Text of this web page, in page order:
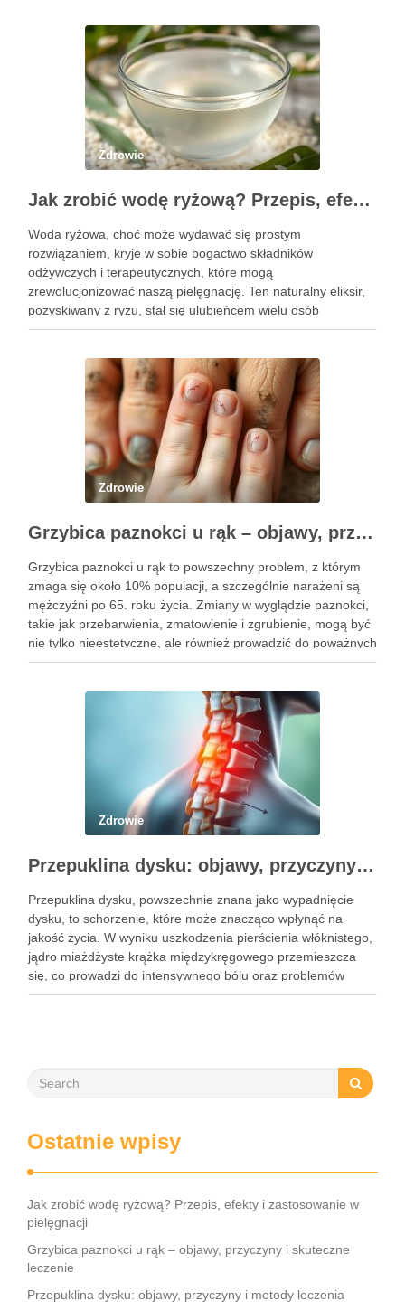
Zdrowie
Jak zrobić wodę ryżową? Przepis, efekty i zastosowanie w pielęgnacji
Woda ryżowa, choć może wydawać się prostym
rozwiązaniem, kryje w sobie bogactwo składników
odżywczych i terapeutycznych, które mogą
zrewolucjonizować naszą pielęgnację. Ten naturalny eliksir,
pozyskiwany z ryżu, stał się ulubieńcem wielu osób
dbających o zdrowie włosów oraz kondycję skóry. Dzięki
dostępna dla …
Zdrowie
Grzybica paznokci u rąk – objawy, przyczyny i skuteczne leczenie
Grzybica paznokci u rąk to powszechny problem, z którym
zmaga się około 10% populacji, a szczególnie narażeni są
mężczyźni po 65. roku życia. Zmiany w wyglądzie paznokci,
takie jak przebarwienia, zmatowienie i zgrubienie, mogą być
nie tylko nieestetyczne, ale również prowadzić do poważnych
konsekwencji zdrowotnych. Infekcje te są wywoływane przez
Zdrowie
Przepuklina dysku: objawy, przyczyny i metody leczenia
Przepuklina dysku, powszechnie znana jako wypadnięcie
dysku, to schorzenie, które może znacząco wpłynąć na
jakość życia. W wyniku uszkodzenia pierścienia włóknistego,
jądro miażdżyste krążka międzykręgowego przemieszcza
się, co prowadzi do intensywnego bólu oraz problemów
neurologicznych. Częstość występowania tego schorzenia
Ostatnie wpisy
Jak zrobić wodę ryżową? Przepis, efekty i zastosowanie w
pielęgnacji
Grzybica paznokci u rąk – objawy, przyczyny i skuteczne
leczenie
Przepuklina dysku: objawy, przyczyny i metody leczenia